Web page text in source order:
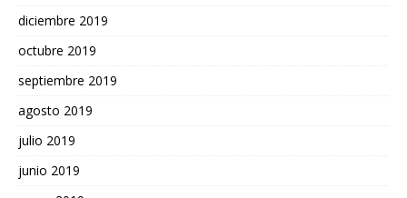
diciembre 2019
octubre 2019
septiembre 2019
agosto 2019
julio 2019
junio 2019